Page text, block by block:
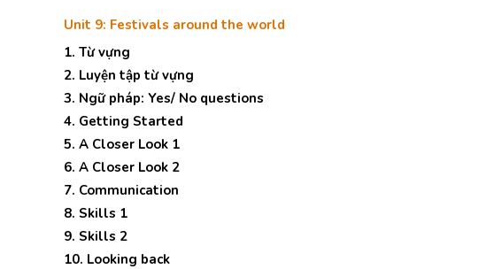
Unit 9: Festivals around the world
1. Từ vựng
2. Luyện tập từ vựng
3. Ngữ pháp: Yes/ No questions
4. Getting Started
5. A Closer Look 1
6. A Closer Look 2
7. Communication
8. Skills 1
9. Skills 2
10. Looking back